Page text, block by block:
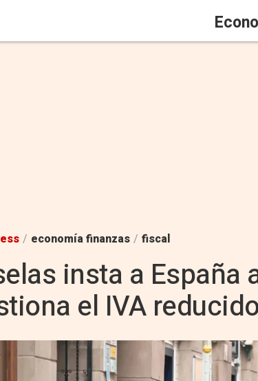
/ economía finanzas / fiscal
insta a
el IVA